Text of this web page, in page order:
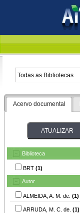
Acervo documental
Biblioteca
BRT (1)
Autor
ALMEIDA, A. M. de. (1)
ARRUDA, M. C. de. (1)